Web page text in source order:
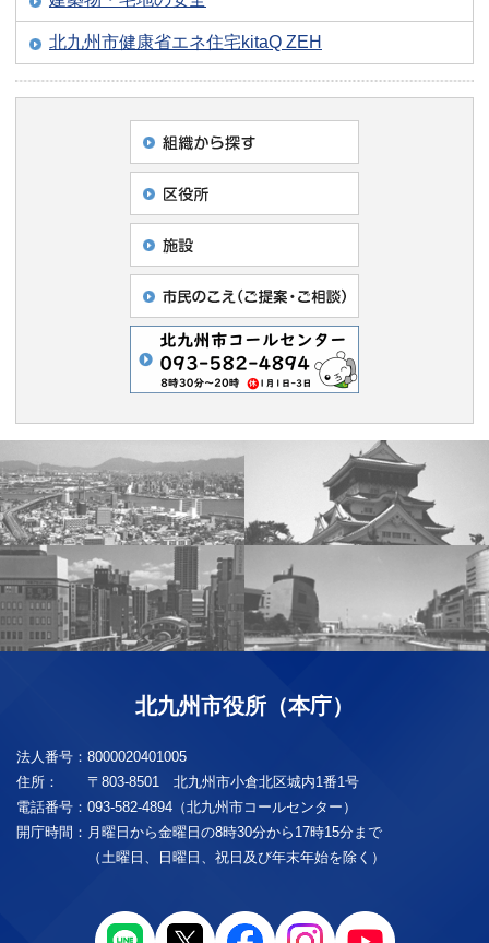
北九州市健康省エネ住宅kitaQ ZEH
北九州市役所（本庁）
法人番号： 8000020401005
住所：
〒803-8501 北九州市小倉北区城内1番1号
電話番号： 093-582-4894（北九州市コールセンター）
開庁時間： 月曜日から金曜日の8時30分から17時15分まで
（土曜日、日曜日、祝日及び年末年始を除く）